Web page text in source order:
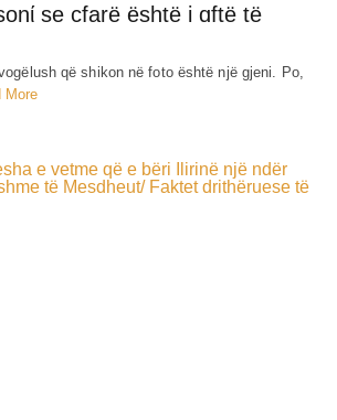
se cfarë është i ɑftë të
që shikon në foto është një gjeni. Po,
More